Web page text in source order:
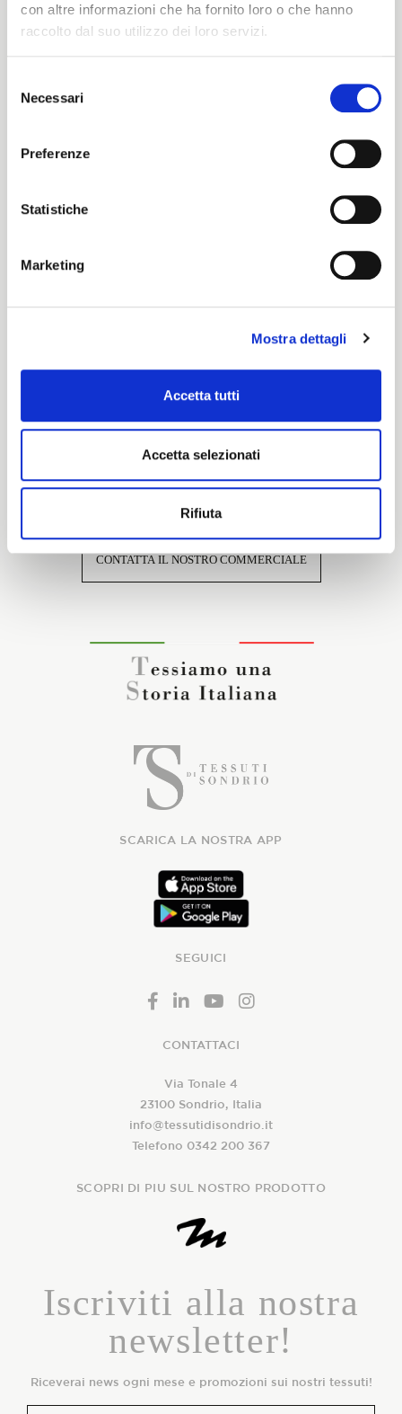
con altre informazioni che ha fornito loro o che hanno
raccolto dal suo utilizzo dei loro servizi.
delNecessari
Preferenze
Statistiche
Marketing
Mostra dettagli
Accetta tutti
Accetta selezionati
Rifiuta
145/150 CM
Caratteristiche e certificazioni
Interessato a questo tessuto?
CONTATTA IL NOSTRO COMMERCIALE
SCARICA LA NOSTRA APP
SEGUICI
CONTATTACI
Via Tonale 4
23100 Sondrio, Italia
info@tessutidisondrio.it
Telefono 0342 200 367
SCOPRI DI PIU SUL NOSTRO PRODOTTO
Iscriviti alla nostra
newsletter!
Riceverai news ogni mese e promozioni sui nostri tessuti!